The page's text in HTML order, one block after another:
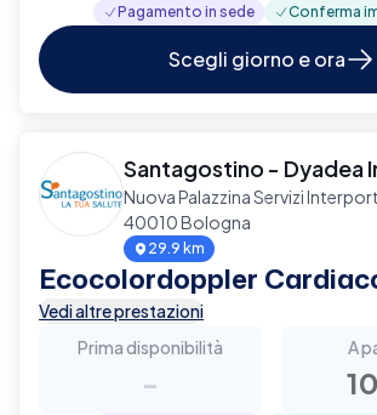
Pagamento in sede Conferma
Scegli giorno e ora
Santagostino - Dyadea
Nuova Palazzina Servizi
40010 Bologna
29.9 km
Ecocolordoppler
Vedi altre prestazioni
Prima disponibilità
-
A